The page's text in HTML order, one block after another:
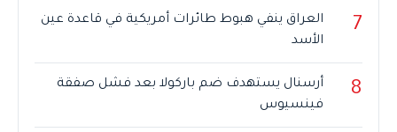
7
العراق ينفي هبوط طائرات أمريكية في قاعدة عين
الأسد
8
أرسنال يستهدف ضم باركولا بعد فشل صفقة
فينسيوس